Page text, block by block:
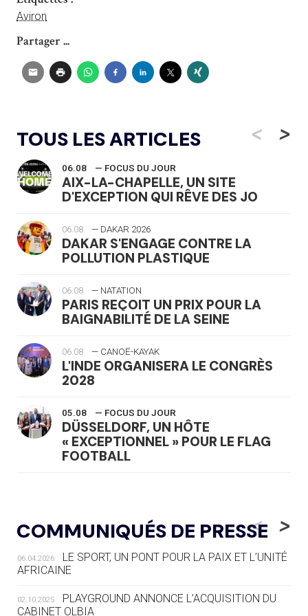
Aviron
Partager ...
TOUS LES ARTICLES <
06.08 — FOCUS DU JOUR
AIX-LA-CHAPELLE, UN SITE
D'EXCEPTION QUI RÊVE DES JO
06.08 — DAKAR 2026
DAKAR S'ENGAGE CONTRE LA
POLLUTION PLASTIQUE
06.08 — NATATION
PARIS REÇOIT UN PRIX POUR LA
BAIGNABILITÉ DE LA SEINE
06.08 — CANOË-KAYAK
L'INDE ORGANISERA LE CONGRÈS
2028
05.08 — FOCUS DU JOUR
DÜSSELDORF, UN HÔTE
« EXCEPTIONNEL » POUR LE FLAG
FOOTBALL
LE RÊVE DE VOIR LA LUGE ALPINE
AUX JO « N'EST PAS FINI »
05.08 — TIR À L'ARC
DES MONDIAUX À BRISBANE SUR LA
ROUTE DES JO 2032
>
COMMUNIQUÉS DE PRESSE
<
06.04.2026
LE SPORT, UN PONT POUR LA PAIX ET L’UNITÉ
AFRICAINE
02.10.2025
PLAYGROUND ANNONCE L’ACQUISITION DU
CABINET OLBIA
>